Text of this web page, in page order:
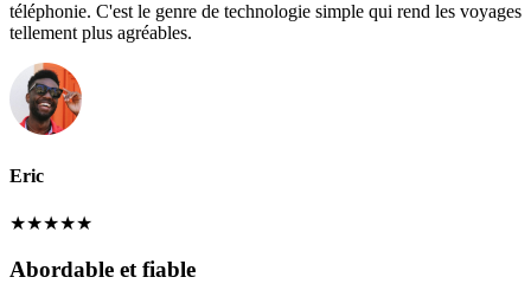
téléphonie. C'est le genre de technologie simple qui rend les voyages
tellement plus agréables.
Eric
★★★★★
Abordable et fiable